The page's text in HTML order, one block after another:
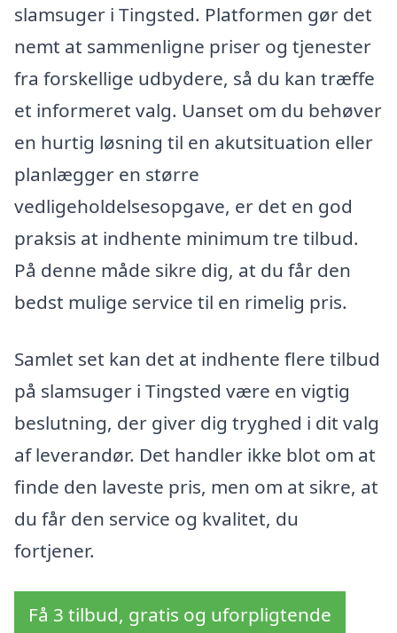
slamsuger i Tingsted. Platformen gør det
nemt at sammenligne priser og tjenester
fra forskellige udbydere, så du kan træffe
et informeret valg. Uanset om du behøver
en hurtig løsning til en akutsituation eller
planlægger en større
vedligeholdelsesopgave, er det en god
praksis at indhente minimum tre tilbud.
På denne måde sikre dig, at du får den
bedst mulige service til en rimelig pris.
Samlet set kan det at indhente flere tilbud
på slamsuger i Tingsted være en vigtig
beslutning, der giver dig tryghed i dit valg
af leverandør. Det handler ikke blot om at
finde den laveste pris, men om at sikre, at
du får den service og kvalitet, du
fortjener.
Få 3 tilbud, gratis og uforpligtende